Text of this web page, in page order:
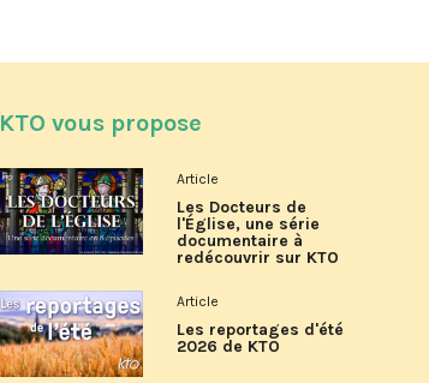
KTO vous propose
Article
Les Docteurs de
l'Église, une série
documentaire à
redécouvrir sur KTO
Article
Les reportages d'été
2026 de KTO